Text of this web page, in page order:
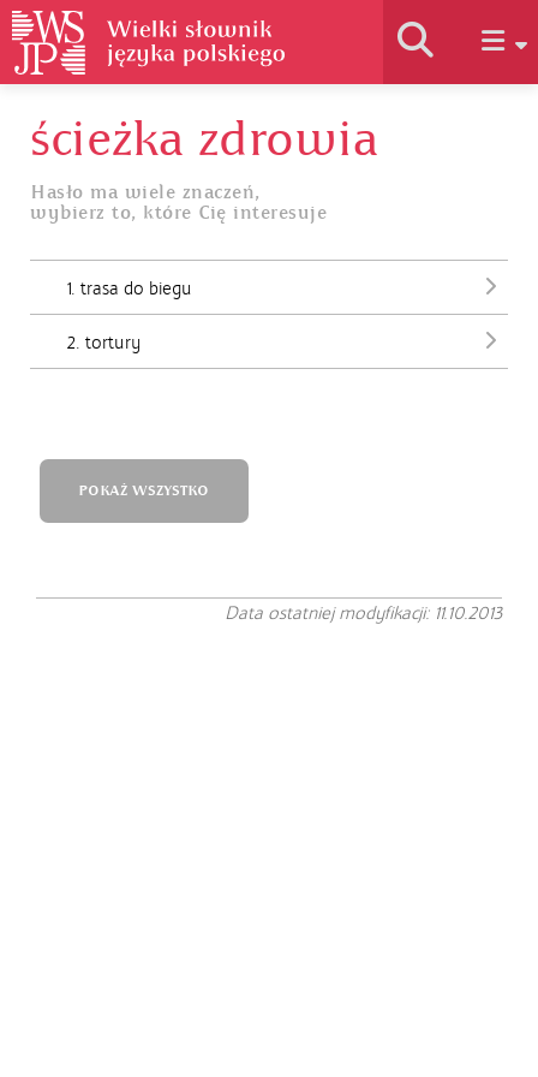
Historia słownika
Jak korzystać
Podstawy naukowe
ścieżka zdrowia
Hasło ma wiele znaczeń,
wybierz to, które Cię interesuje
1. trasa do biegu
2. tortury
POKAŻ WSZYSTKO
Data ostatniej modyfikacji: 11.10.2013